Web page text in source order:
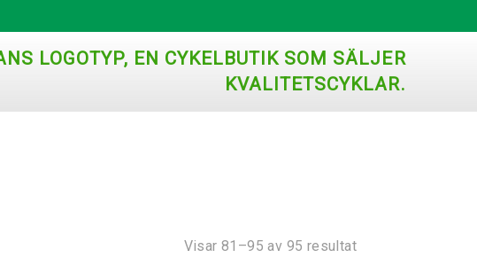
Visar 81–95 av 95 resultatSortera